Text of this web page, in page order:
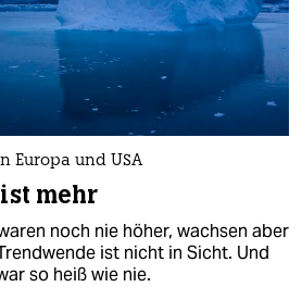
Europa und USA
mehr
noch nie höher, wachsen aber
ist nicht in Sicht. Und
so heiß wie nie.